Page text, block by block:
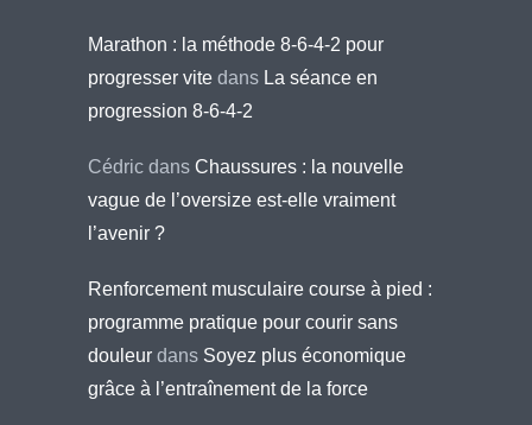
Marathon : la méthode 8-6-4-2 pour
progresser vite dans La séance en
progression 8-6-4-2
Cédric dans Chaussures : la nouvelle
vague de l’oversize est-elle vraiment
l’avenir ?
Renforcement musculaire course à pied :
programme pratique pour courir sans
douleur dans Soyez plus économique
grâce à l’entraînement de la force